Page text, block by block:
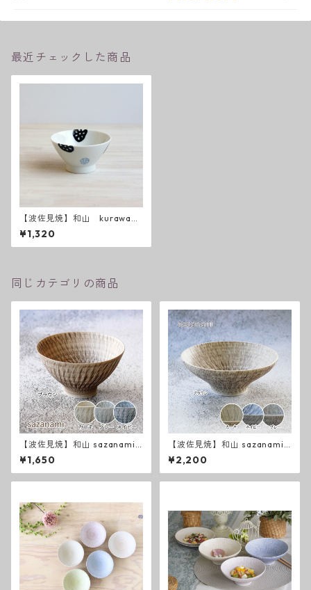
最近チェックした商品
【波佐見焼】和山 kurawank
a碗 れんこん
¥1,320
同じカテゴリの商品
【波佐見焼】和山 sazanami
新色 飯碗
¥1,650
【波佐見焼】和山 sazanami
新色 平碗
¥2,200